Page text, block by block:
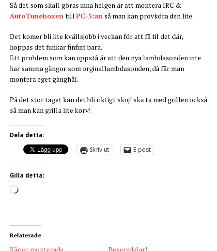
Så det som skall göras inna helgen är att montera IRC &
AutoTuneboxen till PC-5:an så man kan provköra den lite.
Det komer bli lite kvällsjobb i veckan för att få til det där,
hoppas det funkar finfint bara.
Ett problem som kan uppstå är att den nya lambdasonden inte
har samma gängor som orginallambdasonden, då får man
montera eget gänghål.
På det stor taget kan det bli riktigt skoj! ska ta med grillen också
så man kan grilla lite korv!
Dela detta:
Skriv ut
E-post
Gilla detta:
Relaterade